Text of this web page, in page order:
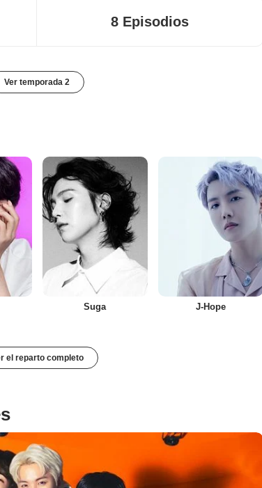
8 Episodios
Ver temporada 2
Suga J-Hope
el reparto completo